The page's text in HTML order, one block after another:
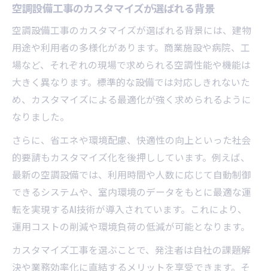
空調設備工事のカスタマイズが選ばれる背景
空調設備工事のカスタマイズが選ばれる背景には、建物
用途や利用者の多様化があります。商業施設や病院、工
場など、それぞれの現場で求められる空調性能や機能は
大きく異なります。標準的な設備では対応しきれないた
め、カスタマイズによる最適化が強く求められるように
なりました。
さらに、省エネや環境配慮、快適性の向上といった社会
的要請もカスタマイズ化を後押ししています。例えば、
最新の空調設備では、利用時間や人数に応じて自動制御
できるシステムや、室内環境のデータをもとに最適な運
転を実現するAI技術が導入されています。これにより、
運用コストの削減や環境負荷の低減が可能となります。
カスタマイズ工事を選ぶことで、発注者は自社の課題解
決や業務効率化に直結するメリットを享受できます。そ